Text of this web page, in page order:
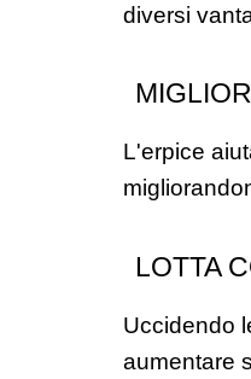
diversi
L'erpice
LOTTA
Uccidendo
aumentare